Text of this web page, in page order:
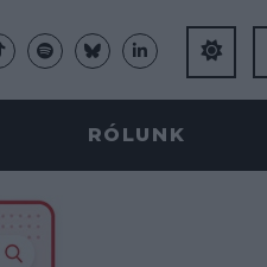
RÓLUNK